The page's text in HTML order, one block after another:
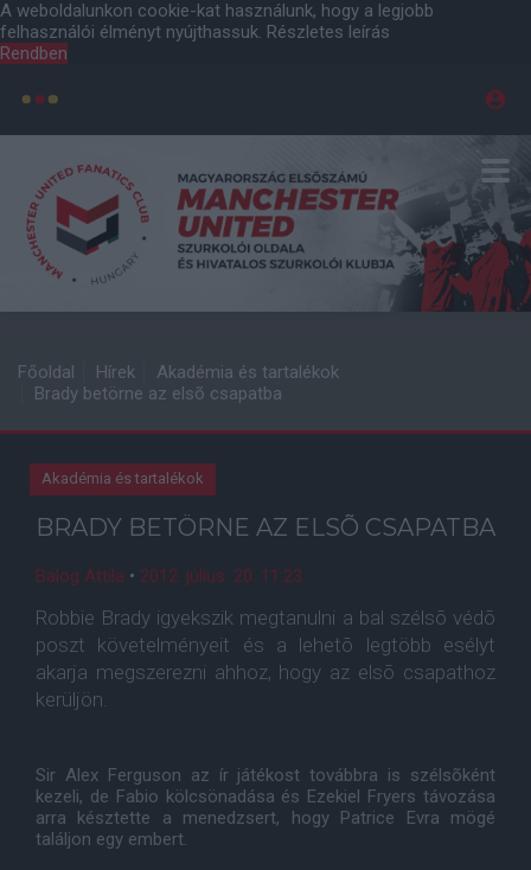
A weboldalunkon cookie-kat használunk, hogy a legjobb
felhasználói élményt nyújthassuk. Részletes leírás
Rendben
Főoldal Hírek
Akadémia és tartalékok
Brady betörne az elsõ csapatba
Akadémia és tartalékok
BRADY BETÖRNE AZ ELSÕ CSAPATBA
Balog Attila • 2012. július. 20. 11:23
Robbie Brady igyekszik megtanulni a bal szélsõ védõ
poszt követelményeit és a lehetõ legtöbb esélyt
akarja megszerezni ahhoz, hogy az elsõ csapathoz
kerüljön.
Sir Alex Ferguson az ír játékost továbbra is szélsõként
kezeli, de Fabio kölcsönadása és Ezekiel Fryers távozása
arra késztette a menedzsert, hogy Patrice Evra mögé
találjon egy embert.